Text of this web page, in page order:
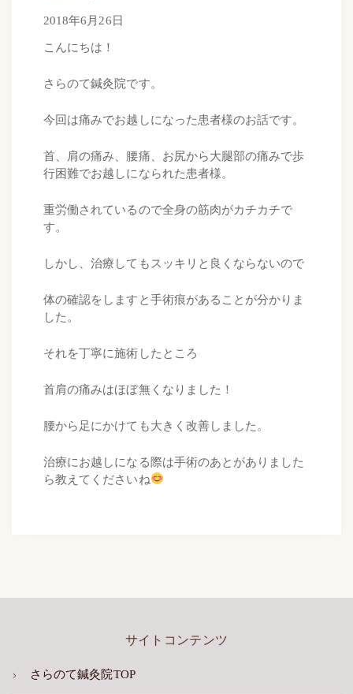
2018年6月26日
こんにちは！
さらのて鍼灸院です。
今回は痛みでお越しになった患者様のお話です。
首、肩の痛み、腰痛、お尻から大腿部の痛みで歩
行困難でお越しになられた患者様。
重労働されているので全身の筋肉がカチカチで
す。
しかし、治療してもスッキリと良くならないので
体の確認をしますと手術痕があることが分かりま
した。
それを丁寧に施術したところ
首肩の痛みはほぼ無くなりました！
腰から足にかけても大きく改善しました。
治療にお越しになる際は手術のあとがありました
ら教えてくださいね
サイトコンテンツ
さらのて鍼灸院TOP